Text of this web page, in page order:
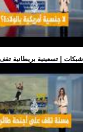
.. شبكات | تسعينية بريطانية